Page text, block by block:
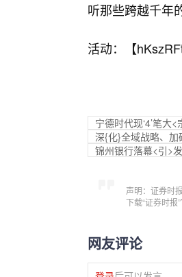
听那些跨越千年
活动：【
宁德时代现‘4’笔大
深{化}全域战略、
锦州银行落幕<引>
声明：证券时
下载“证券时
网友评论